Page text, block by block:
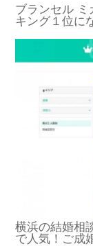
ブランセル ミ
キング１位に
横浜の結婚相
で人気！ご成